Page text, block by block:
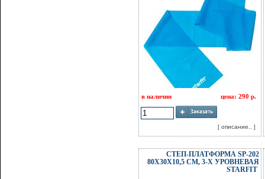
в наличии цена: 290 р.
[ описание.. ]
СТЕП-ПЛАТФОРМА SP-202
80Х30Х10,5 СМ, 3-Х УРОВНЕВАЯ
STARFIT